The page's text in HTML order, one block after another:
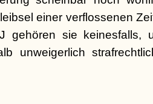
einer verflossenen
gehören sie keinesfalls,
unweigerlich